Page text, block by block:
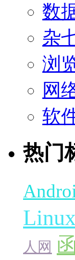
数
杂
浏
网
软
热门
人网